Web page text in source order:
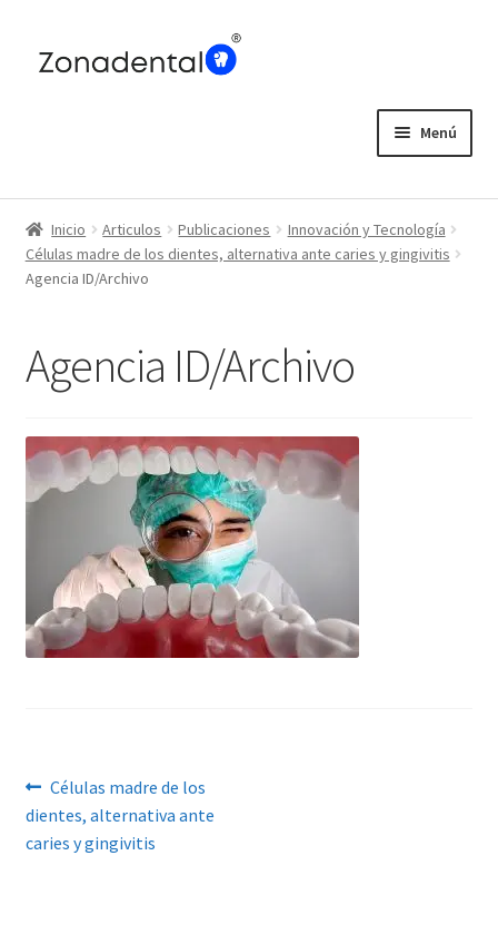
Menú
Blog
Inicio Articulos Publicaciones
Innovación y Tecnología
Células madre de los dientes, alternativa ante caries y gingivitis
Agencia ID/Archivo
Agencia ID/Archivo
Navegación
de
Anterior:
Células madre de los
dientes, alternativa ante
caries y gingivitis